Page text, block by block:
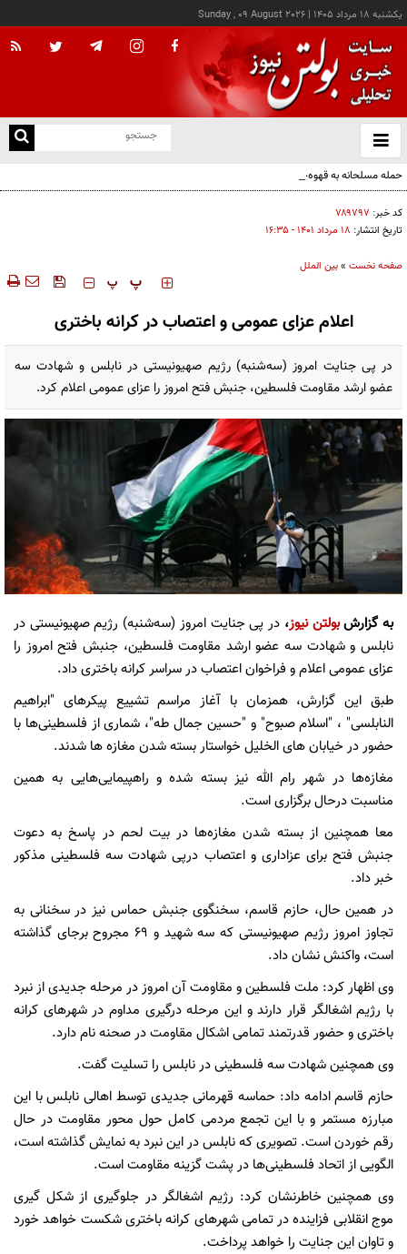
يکشنبه ۱۸ مرداد ۱۴۰۵ |
Sunday , 09 August 2026
باز
و
حمله مسلحانه به قهوه‌خانه‌ای در زاهدان؛ ۲ نفر جان باختند
کد خبر: ۷۸۹۷۹۷
تاریخ انتشار: ۱۸ مرداد ۱۴۰۱ - ۱۶:۳۵
صفحه نخست »بین الملل
‍‍‍ پ پ
اعلام عزای عمومی و اعتصاب در کرانه باختری
در پی جنایت امروز (سه‌شنبه) رژیم صهیونیستی در نابلس و شهادت سه
عضو ارشد مقاومت فلسطین، جنبش فتح امروز را عزای عمومی اعلام کرد.
به گزارشبولتن نیوز، در پی جنایت امروز (سه‌شنبه) رژیم صهیونیستی در
نابلس و شهادت سه عضو ارشد مقاومت فلسطین، جنبش فتح امروز را
عزای عمومی اعلام و فراخوان اعتصاب در سراسر کرانه باختری داد.
طبق این گزارش، همزمان با آغاز مراسم تشییع پیکرهای "ابراهیم
النابلسی" ، "اسلام صبوح" و "حسین جمال طه"، شماری از فلسطینی‌ها با
حضور در خیابان های الخلیل خواستار بسته شدن مغازه ها شدند.
مغازه‌ها در شهر رام الله نیز بسته‌ شده و راهپیمایی‌هایی به همین
مناسبت درحال برگزاری است.
معا همچنین از بسته شدن مغازه‌ها در بیت لحم در پاسخ به دعوت
جنبش فتح برای عزاداری و اعتصاب درپی شهادت سه فلسطینی مذکور
خبر داد.
در همین حال، حازم قاسم، سخنگوی جنبش حماس نیز در سخنانی به
تجاوز امروز رژیم صهیونیستی که سه شهید و ۶۹ مجروح برجای گذاشته
است، واکنش نشان داد.
وی اظهار کرد: ملت فلسطین و مقاومت آن امروز در مرحله جدیدی از نبرد
با رژیم اشغالگر قرار دارند و این مرحله درگیری مداوم در شهرهای کرانه
باختری و حضور قدرتمند تمامی اشکال مقاومت در صحنه نام دارد.
وی همچنین شهادت سه فلسطینی در نابلس را تسلیت گفت.
حازم قاسم ادامه داد: حماسه قهرمانی جدیدی توسط اهالی نابلس با این
مبارزه مستمر و با این تجمع مردمی کامل حول محور مقاومت در حال
رقم خوردن است. تصویری که نابلس در این نبرد به نمایش گذاشته است،
الگویی از اتحاد فلسطینی‌ها در پشت گزینه مقاومت است.
وی همچنین خاطرنشان کرد: رژیم اشغالگر در جلوگیری از شکل گیری
موج انقلابی فزاینده در تمامی شهرهای کرانه باختری شکست خواهد خورد
و تاوان این جنایت را خواهد پرداخت.